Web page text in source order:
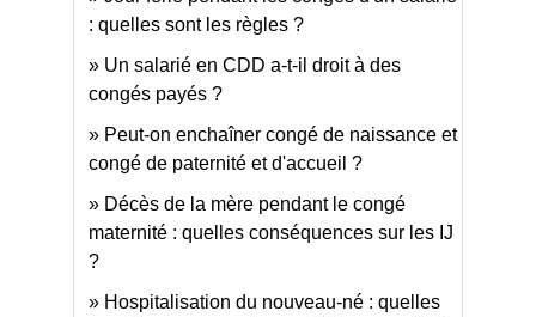
: quelles sont les règles ?
Un salarié en CDD a-t-il droit à des
congés payés ?
Peut-on enchaîner congé de naissance et
congé de paternité et d'accueil ?
Décès de la mère pendant le congé
maternité : quelles conséquences sur les IJ
?
Hospitalisation du nouveau-né : quelles